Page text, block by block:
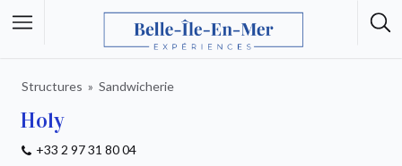
Structures Sandwicherie
Holy
+33 2 97 31 80 04